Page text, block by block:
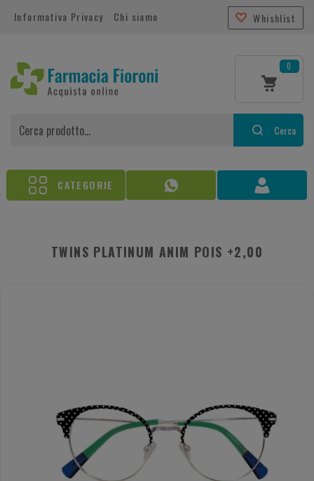
Informativa Privacy Chi siamo Whishlist
0
Cerca
CATEGORIE
TWINS PLATINUM ANIM POIS +2,00